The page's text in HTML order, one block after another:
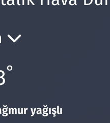
°
yağışlı